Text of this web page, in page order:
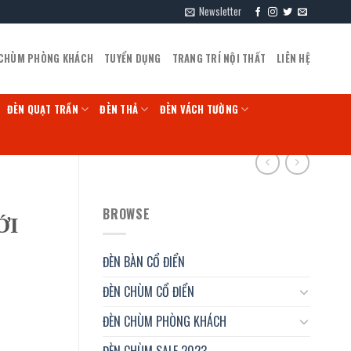
Newsletter
PHÒNG KHÁCH TUYỂN DỤNG TRANG TRÍ NỘI THẤT LIÊN HỆ
ĐÈN QUẠT TRẦN ĐÈN THẢ ĐÈN VÁCH TƯỜNG
BROWSE
ĐÈN BÀN CỔ ĐIỂN
ĐÈN CHÙM CỔ ĐIỂN
ĐÈN CHÙM PHÒNG KHÁCH